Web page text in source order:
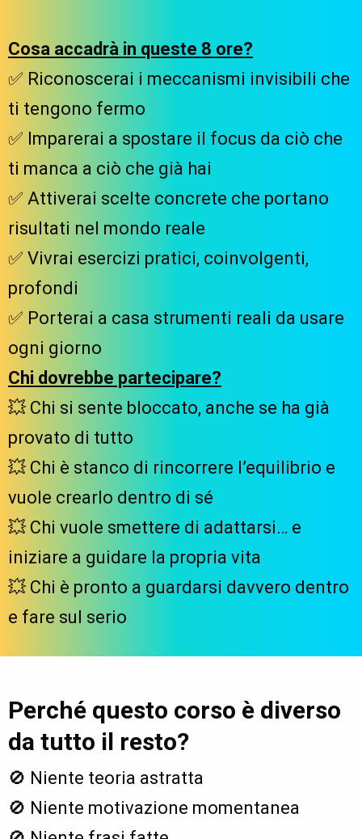
Cosa accadrà in queste 8 ore?
✅ Riconoscerai i meccanismi invisibili che
ti tengono fermo
✅ Imparerai a spostare il focus da ciò che
ti manca a ciò che già hai
✅ Attiverai scelte concrete che portano
risultati nel mondo reale
✅ Vivrai esercizi pratici, coinvolgenti,
profondi
✅ Porterai a casa strumenti reali da usare
ogni giorno
Chi dovrebbe partecipare?
💥 Chi si sente bloccato, anche se ha già
provato di tutto
💥 Chi è stanco di rincorrere l’equilibrio e
vuole crearlo dentro di sé
💥 Chi vuole smettere di adattarsi… e
iniziare a guidare la propria vita
💥 Chi è pronto a guardarsi davvero dentro
e fare sul serio
Perché questo corso è diverso
da tutto il resto?
🚫 Niente teoria astratta
🚫 Niente motivazione momentanea